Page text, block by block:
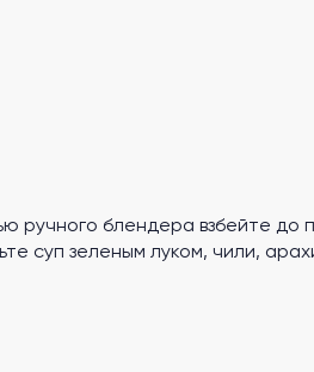
ручного блендера взбейте до
суп зеленым луком, чили,